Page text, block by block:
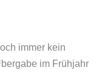
immer kein
im Frühjahr